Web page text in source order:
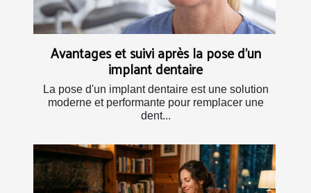
Avantages et suivi après la pose d'un
implant dentaire
La pose d'un implant dentaire est une solution
moderne et performante pour remplacer une
dent...